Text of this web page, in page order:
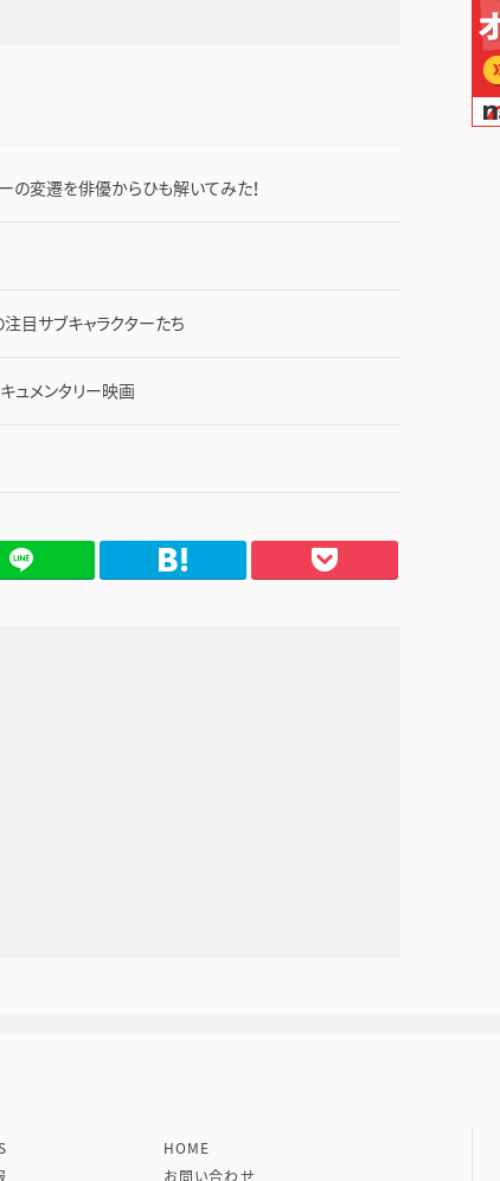
の変遷を俳優からひも解いてみた！
目サブキャラクターたち
ュメンタリー映画
HOME
お問い合わせ
タイムズ社